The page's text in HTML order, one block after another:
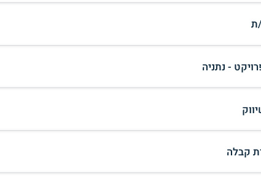
ת
- נתניה
קבלה